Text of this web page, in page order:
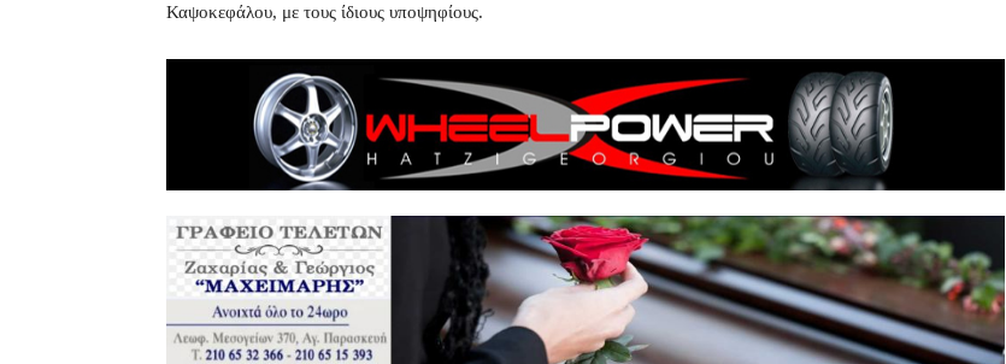
Καψοκεφάλου, με τους ίδιους υποψηφίους.